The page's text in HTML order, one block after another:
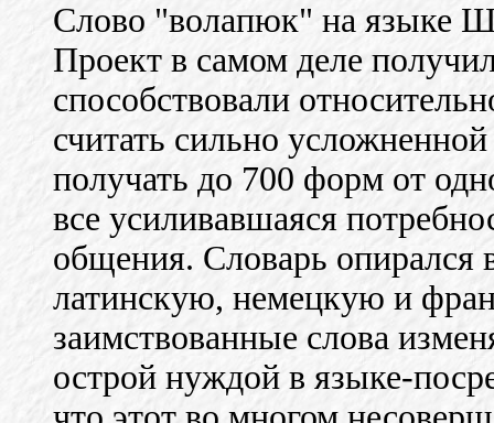
Слово "волапюк" на языке
Проект в самом деле
способствовали
считать сильно
получать до 700 форм от
все усиливавшаяся
общения. Словарь опирался
латинскую, немецкую и
заимствованные слова
острой нуждой в языке-